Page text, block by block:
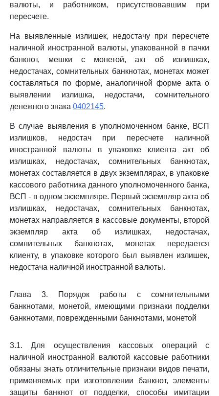
валюты, и работником, присутствовавшим при
пересчете.
На выявленные излишек, недостачу при пересчете
наличной иностранной валюты, упакованной в пачки
банкнот, мешки с монетой, акт об излишках,
недостачах, сомнительных банкнотах, монетах может
составляться по форме, аналогичной форме акта о
выявлении излишка, недостачи, сомнительного
денежного знака 0402145.
В случае выявления в уполномоченном банке, ВСП
излишков, недостач при пересчете наличной
иностранной валюты в упаковке клиента акт об
излишках, недостачах, сомнительных банкнотах,
монетах составляется в двух экземплярах, в упаковке
кассового работника данного уполномоченного банка,
ВСП - в одном экземпляре. Первый экземпляр акта об
излишках, недостачах, сомнительных банкнотах,
монетах направляется в кассовые документы, второй
экземпляр акта об излишках, недостачах,
сомнительных банкнотах, монетах передается
клиенту, в упаковке которого был выявлен излишек,
недостача наличной иностранной валюты.
Глава 3. Порядок работы с сомнительными
банкнотами, монетой, имеющими признаки подделки
банкнотами, поврежденными банкнотами, монетой
3.1. Для осуществления кассовых операций с
наличной иностранной валютой кассовые работники
обязаны знать отличительные признаки видов печати,
применяемых при изготовлении банкнот, элементы
защиты банкнот от подделки, способы имитации